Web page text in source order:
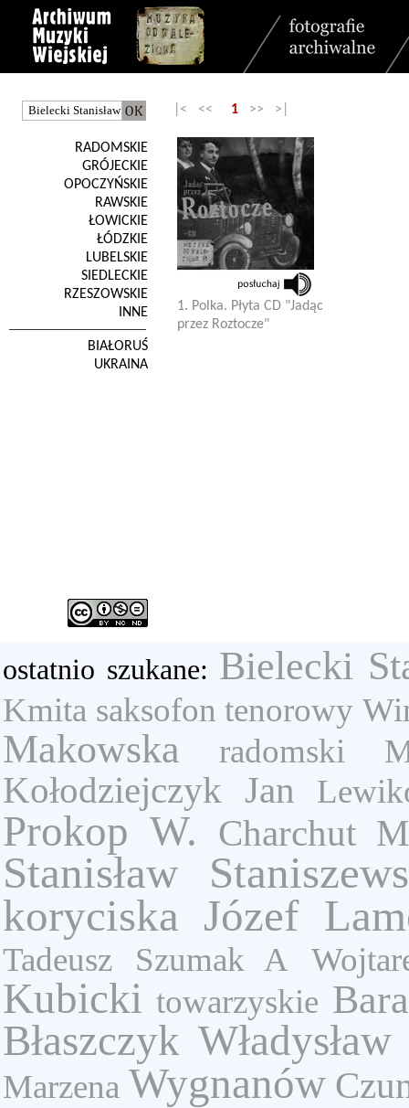
RADOMSKIE
GRÓJECKIE
OPOCZYŃSKIE
RAWSKIE
ŁOWICKIE
ŁÓDZKIE
LUBELSKIE
SIEDLECKIE
RZESZOWSKIE
INNE
BIAŁORUŚ
UKRAINA
|< << 1 >> >|
1. Polka. Płyta CD "Jadąc
przez Roztocze"
ostatnio szukane: Bielecki
Kmita saksofon tenorowy
Makowska radomski
Kołodziejczyk Jan
Prokop W. Charchut
Stanisław
koryciska Józef
Tadeusz Szumak A
Kubicki towarzyskie
Błaszczyk Władysław
Marzena Wygnanów